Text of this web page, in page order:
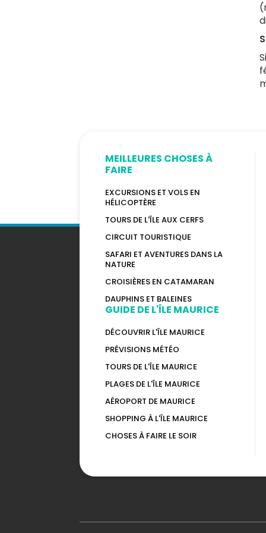
MEILLEURES CHOSES À
FAIRE
EXCURSIONS ET VOLS EN
HÉLICOPTÈRE
TOURS DE L'ÎLE AUX CERFS
CIRCUIT TOURISTIQUE
SAFARI ET AVENTURES DANS LA
NATURE
CROISIÈRES EN CATAMARAN
DAUPHINS ET BALEINES
GUIDE DE L'ÎLE MAURICE
DÉCOUVRIR L'ÎLE MAURICE
PRÉVISIONS MÉTÉO
TOURS DE L'ÎLE MAURICE
PLAGES DE L'ÎLE MAURICE
AÉROPORT DE MAURICE
SHOPPING À L'ÎLE MAURICE
CHOSES À FAIRE LE SOIR